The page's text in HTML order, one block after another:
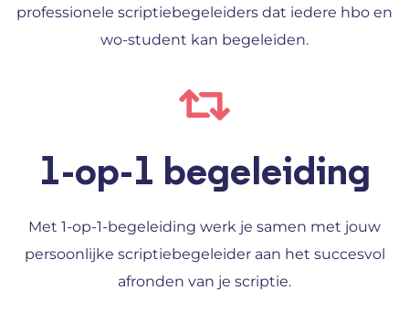
professionele scriptiebegeleiders dat iedere hbo en
wo-student kan begeleiden.
1-op-1 begeleiding
Met 1-op-1-begeleiding werk je samen met jouw
persoonlijke scriptiebegeleider aan het succesvol
afronden van je scriptie.